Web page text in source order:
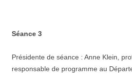
Séance 3
Présidente de séance : Anne Klein,
responsable de programme au